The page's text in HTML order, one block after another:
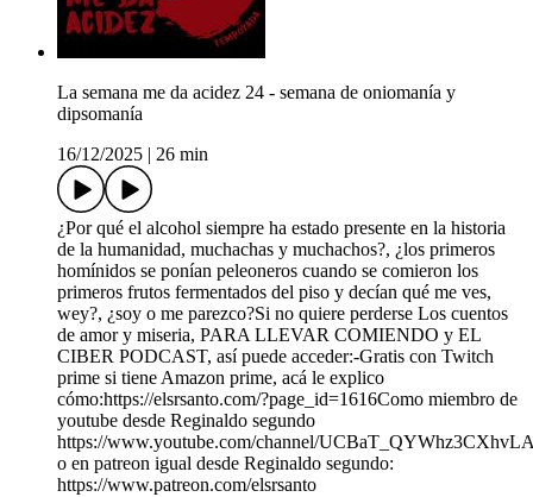
La semana me da acidez 24 - semana de oniomanía y
dipsomanía
16/12/2025
26 min
¿Por qué el alcohol siempre ha estado presente en la historia
de la humanidad, muchachas y muchachos?, ¿los primeros
homínidos se ponían peleoneros cuando se comieron los
primeros frutos fermentados del piso y decían qué me ves,
wey?, ¿soy o me parezco?Si no quiere perderse Los cuentos
de amor y miseria, PARA LLEVAR COMIENDO y EL
CIBER PODCAST, así puede acceder:-Gratis con Twitch
prime si tiene Amazon prime, acá le explico
cómo:https://elsrsanto.com/?page_id=1616Como miembro de
youtube desde Reginaldo segundo
https://www.youtube.com/channel/
o en patreon igual desde Reginaldo segundo:
https://www.patreon.com/elsrsanto